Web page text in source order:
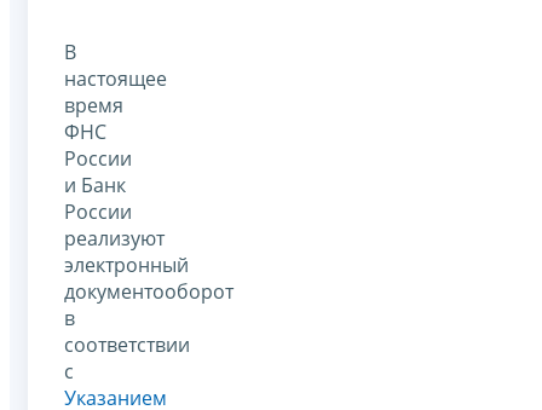
В
настоящее
время
ФНС
России
и Банк
России
реализуют
электронный
документооборот
в
соответствии
с
Указанием